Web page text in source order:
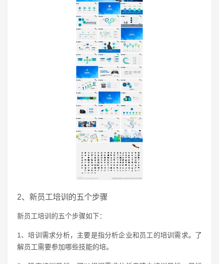
2、新员工培训的五个步骤
新员工培训的五个步骤如下：
1、培训需求分析，主要是指分析企业和员工的培训需求。了
解员工需要参加哪些技能的培。